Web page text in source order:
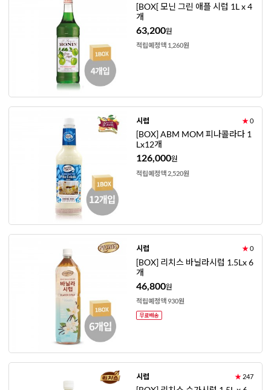
[BOX[ 모닌 그린 애플 시럽 1L x 4
개
63,200원
적립예정액 1,260원
시럽 ★0
[BOX] ABM MOM 피나콜라다 1
Lx12개
126,000원
적립예정액 2,520원
시럽 ★0
[BOX] 리치스 바닐라시럽 1.5Lx 6
개
46,800원
적립예정액 930원
시럽 ★ 247